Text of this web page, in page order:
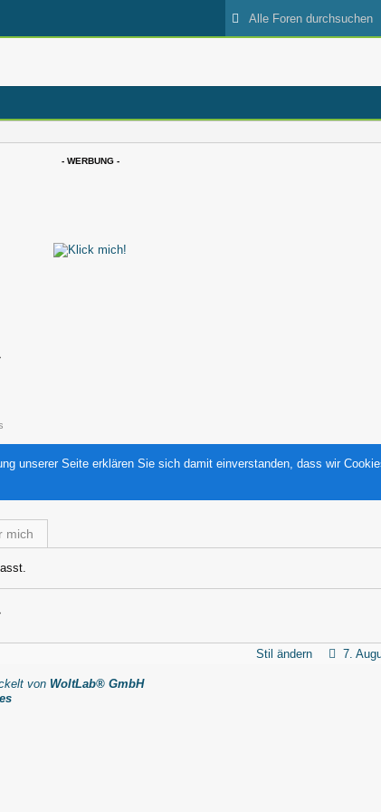
- WERBUNG -
unserer Seite erklären Sie sich damit einverstanden, dass wir
mich
7.
Stil ändern
von WoltLab® GmbH